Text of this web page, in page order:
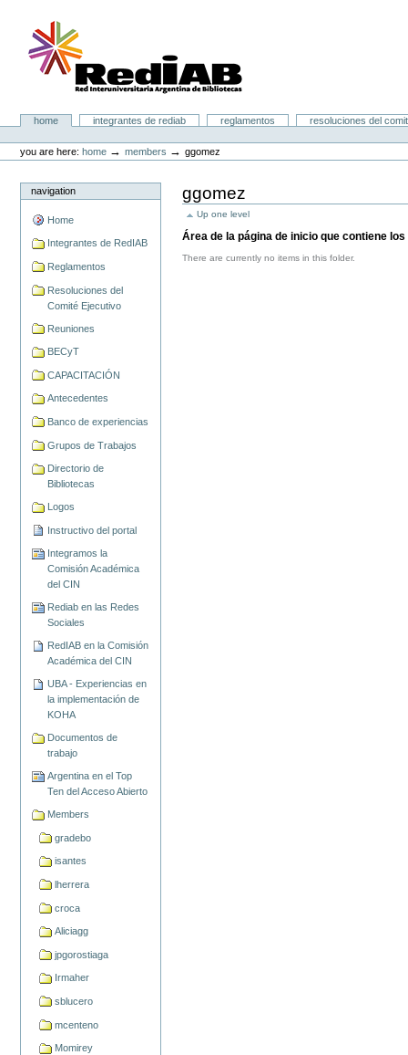
content.
Portal RedIAB
Sectionshome integrantes de rediab reglamentos
resoluciones del
tools
you are here: home →members →ggomez
navigation
Home
Integrantes de RedIAB
Reglamentos
Resoluciones del
Comité Ejecutivo
Reuniones
BECyT
CAPACITACIÓN
Antecedentes
Banco de experiencias
Grupos de Trabajos
Directorio de
Bibliotecas
Logos
Instructivo del portal
Integramos la
Comisión Académica
del CIN
Rediab en las Redes
Sociales
RedIAB en la Comisión
Académica del CIN
UBA - Experiencias en
la implementación de
KOHA
Documentos de
trabajo
Argentina en el Top
Ten del Acceso Abierto
Members
gradebo
isantes
lherrera
croca
Aliciagg
jpgorostiaga
Irmaher
sblucero
mcenteno
Momirey
ggomez
Up one level
Área de la página de inicio que contiene
There are currently no items in this folder.